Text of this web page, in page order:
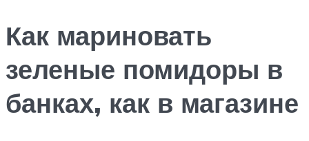
Как мариновать
зеленые помидоры в
банках, как в магазине